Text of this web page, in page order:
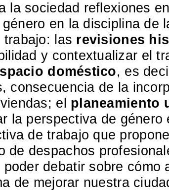
la sociedad reflexiones
en la disciplina de
trabajo: las revisiones
y contextualizar el
doméstico, es
consecuencia de la
el planeamiento
la perspectiva de
de trabajo que
de despachos
debatir sobre
de mejorar nuestra